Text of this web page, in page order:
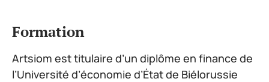
Formation
Artsiom est titulaire d’un diplôme en finance de
l’Université d’économie d’État de Biélorussie